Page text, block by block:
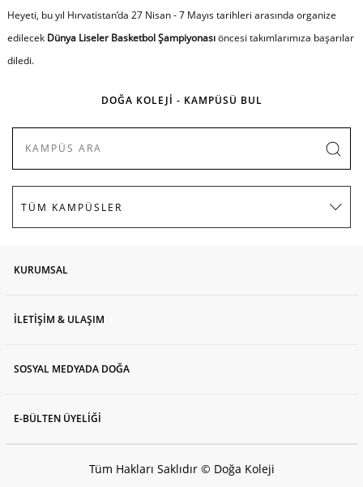
Heyeti, bu yıl Hırvatistan’da 27 Nisan - 7 Mayıs tarihleri arasında organize
edilecek Dünya Liseler Basketbol Şampiyonasıöncesi takımlarımıza başarılar
diledi.
DOĞA KOLEJİ - KAMPÜSÜ BUL
KURUMSAL
İLETİŞİM & ULAŞIM
SOSYAL MEDYADA DOĞA
E-BÜLTEN ÜYELİĞİ
Tüm Hakları Saklıdır © Doğa Koleji